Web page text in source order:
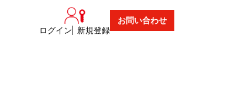
ログイン 新規登録
お問い合わせ